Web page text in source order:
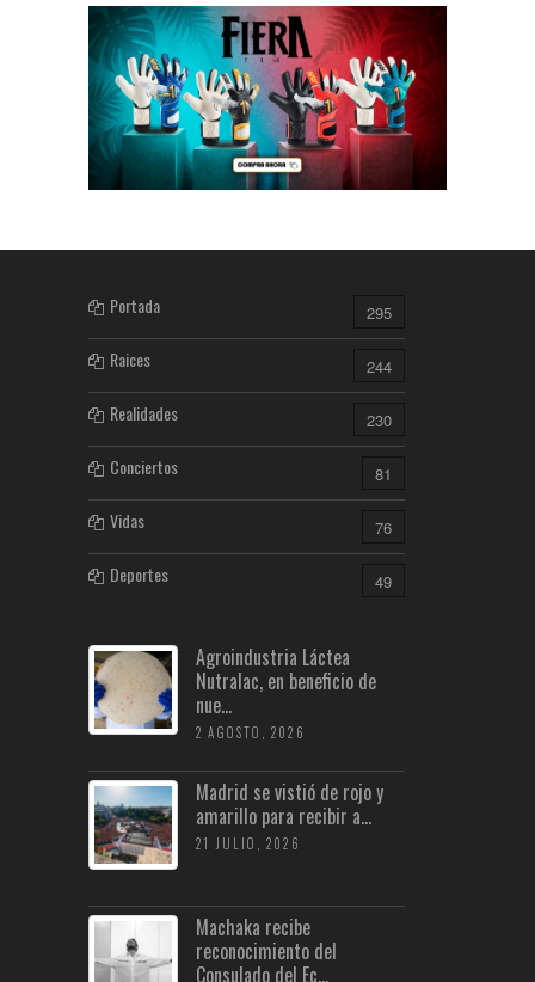
Portada 295
Raices 244
Realidades 230
Conciertos 81
Vidas 76
Deportes 49
Agroindustria Láctea
Nutralac, en beneficio de
nue...
2 AGOSTO, 2026
Madrid se vistió de rojo y
amarillo para recibir a...
21 JULIO, 2026
Machaka recibe
reconocimiento del
Consulado del Ec...